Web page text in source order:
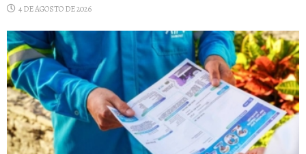
4 DE AGOSTO DE 2026